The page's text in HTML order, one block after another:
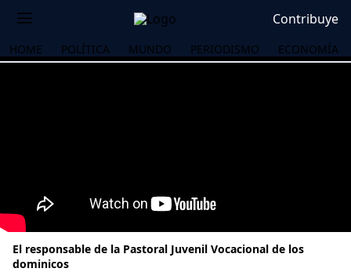
Contribuye
HOME POLÍTICA MUNDO PERIODISMO ECONOMÍA
El responsable de la Pastoral Juvenil Vocacional de los
dominicos